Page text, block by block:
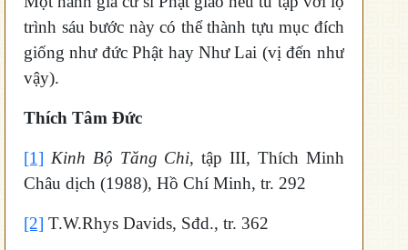
trình sáu bước này có thể thành tựu mục đích
giống như đức Phật hay Như Lai (vị đến như
vậy).
Thích Tâm Đức
[1] Kinh Bộ Tăng Chi, tập III, Thích Minh
Châu dịch (1988), Hồ Chí Minh, tr. 292
[2] T.W.Rhys Davids, Sđd., tr. 362